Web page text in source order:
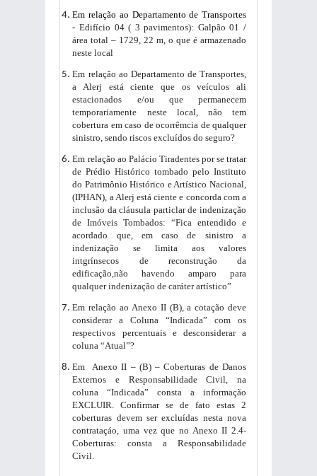
Em relação ao Departamento de Transportes
-Edifício 04 ( 3 pavimentos): Galpão 01 /
área total – 1729, 22 m, o que é armazenado
neste local
Em relação ao Departamento de Transportes,
a Alerj está ciente que os veículos ali
estacionados e/ou que permanecem
temporariamente neste local, não tem
cobertura em caso de ocorrêmcia de qualquer
sinistro, sendo riscos excluídos do seguro?
Em relação ao Palácio Tiradentes por se tratar
de Prédio Histórico tombado pelo Instituto
do Patrimônio Histórico e Artístico Nacional,
(IPHAN), a Alerj está ciente e concorda com a
inclusão da cláusula particlar de indenização
de Imóveis Tombados: “Fica entendido e
acordado que, em caso de sinistro a
indenização se limita aos valores
intgrínsecos de reconstrução da
edificação,não havendo amparo para
qualquer indenização de caráter artístico”
Em relação ao Anexo II (B), a cotação deve
considerar a Coluna “Indicada” com os
respectivos percentuais e desconsiderar a
coluna “Atual”?
Em Anexo II – (B) – Coberturas de Danos
Externos e Responsabilidade Civil, na
coluna “Indicada” consta a informação
EXCLUIR. Confirmar se de fato estas 2
coberturas devem ser excluídas nesta nova
contrataçáo, uma vez que no Anexo II 2.4-
Coberturas: consta a Responsabilidade
Civil.